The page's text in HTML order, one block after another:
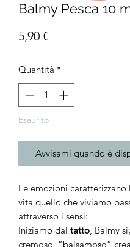
Balmy Pesca 10
5,90 €Prezzo
Quantità *
Esaurito
Avvisami quando è
Le emozioni caratterizzano
vita,quello che viviamo
attraverso i sensi:
Iniziamo dal tatto , Balmy
cremoso, “balsamoso”